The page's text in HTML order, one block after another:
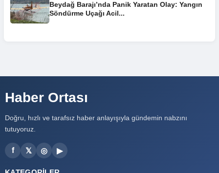
Beydağ Barajı’nda Panik Yaratan Olay: Yangın
Söndürme Uçağı Acil...
Haber Ortası
Doğru, hızlı ve tarafsız haber anlayışıyla gündemin nabzını
tutuyoruz.
f 𝕏 ◎ ▶